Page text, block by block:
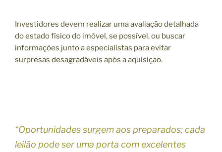
Investidores devem realizar uma avaliação detalhada
do estado físico do imóvel, se possível, ou buscar
informações junto a especialistas para evitar
surpresas desagradáveis após a aquisição.
“Oportunidades surgem aos preparados; cada
leilão pode ser uma porta com excelentes